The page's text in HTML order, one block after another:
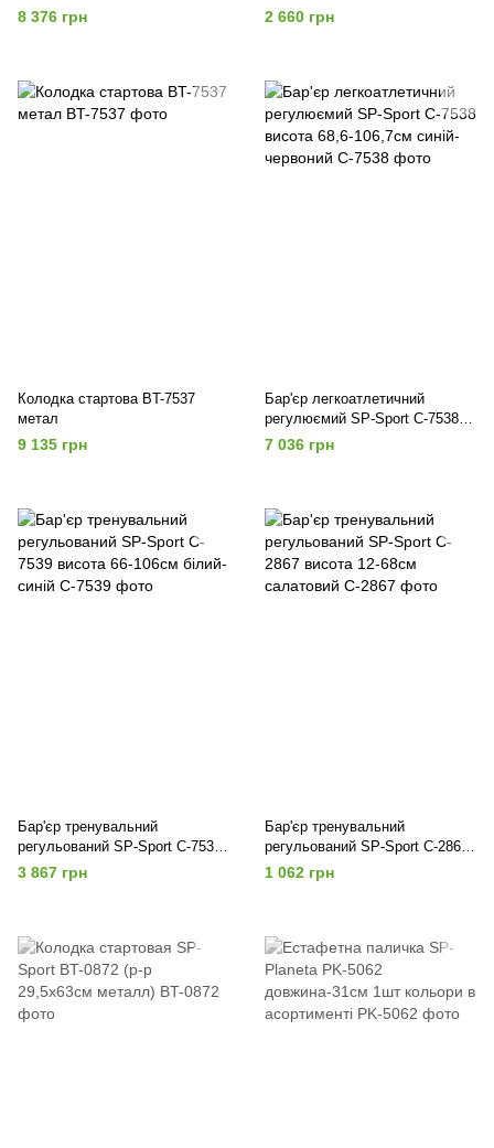
8 376 грн
висота 68,6-106,7см білий-
помаранчевий
2 660 грн
Колодка стартова BT-7537
метал
9 135 грн
Бар'єр легкоатлетичний
регулюємий SP-Sport C-7538
висота 68,6-106,7см синій-
червоний
7 036 грн
Бар'єр тренувальний
регульований SP-Sport C-7539
висота 66-106см білий-синій
3 867 грн
Бар'єр тренувальний
регульований SP-Sport C-2867
висота 12-68см салатовий
1 062 грн